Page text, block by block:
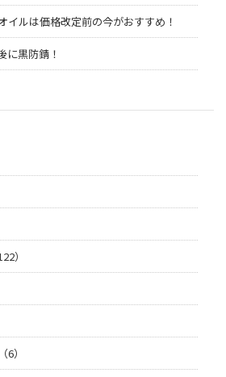
イルは価格改定前の今がおすすめ！
に黒防錆！
）
）